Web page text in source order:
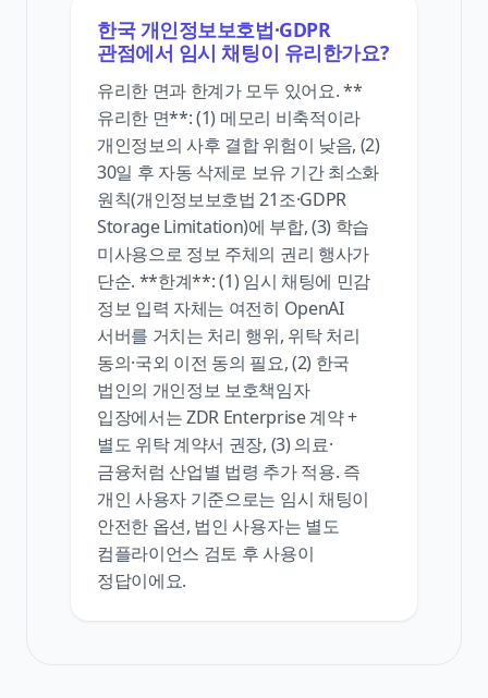
한국 개인정보보호법·GDPR
관점에서 임시 채팅이 유리한가요?
유리한 면과 한계가 모두 있어요. **
유리한 면**: (1) 메모리 비축적이라
개인정보의 사후 결합 위험이 낮음, (2)
30일 후 자동 삭제로 보유 기간 최소화
원칙(개인정보보호법 21조·GDPR
Storage Limitation)에 부합, (3) 학습
미사용으로 정보 주체의 권리 행사가
단순. **한계**: (1) 임시 채팅에 민감
정보 입력 자체는 여전히 OpenAI
서버를 거치는 처리 행위, 위탁 처리
동의·국외 이전 동의 필요, (2) 한국
법인의 개인정보 보호책임자
입장에서는 ZDR Enterprise 계약 +
별도 위탁 계약서 권장, (3) 의료·
금융처럼 산업별 법령 추가 적용. 즉
개인 사용자 기준으로는 임시 채팅이
안전한 옵션, 법인 사용자는 별도
컴플라이언스 검토 후 사용이
정답이에요.